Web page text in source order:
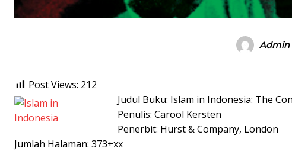
Admin
Post Views: 212
Judul Buku: Islam in Indonesia: The
Penulis: Carool Kersten
Penerbit: Hurst & Company, London
Jumlah Halaman: 373+xx